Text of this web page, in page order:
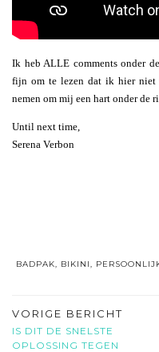
Ik heb ALLE comments onder
fijn om te lezen dat ik hier
nemen om mij een hart onder de
Until next time,
Serena Verbon
BADPAK, BIKINI,
VORIGE BERICHT
IS DIT DE SNELSTE
OPLOSSING TEGEN